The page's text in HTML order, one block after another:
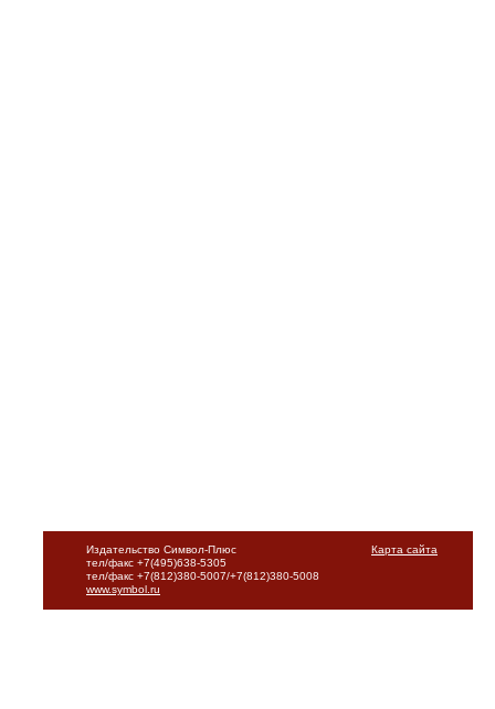
Карта сайта
Издательство Символ-Плюс
тел/факс +7(495)638-5305
тел/факс +7(812)380-5007/+7(812)380-5008
www.symbol.ru